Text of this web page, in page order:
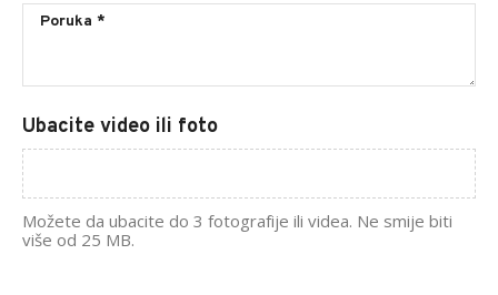
Ubacite video ili foto
Možete da ubacite do 3 fotografije ili videa. Ne smije biti
više od 25 MB.